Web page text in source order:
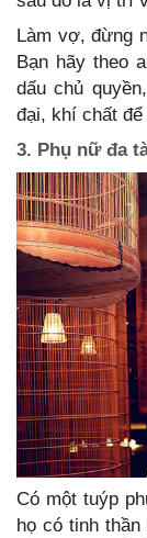
Làm vợ, đừng
Bạn hãy theo
dấu chủ
đại, khí chất
3. Phụ nữ đa
Có một tuýp
họ có tinh